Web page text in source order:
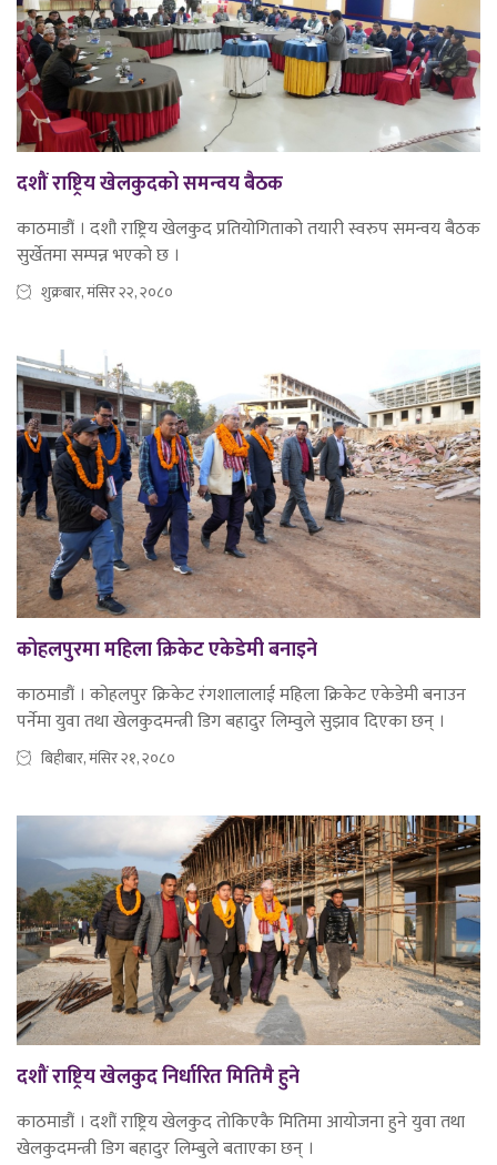
दशौं राष्ट्रिय खेलकुदको समन्वय बैठक
काठमाडौं । दशौ राष्ट्रिय खेलकुद प्रतियोगिताको तयारी स्वरुप समन्वय बैठक
सुर्खेतमा सम्पन्न भएको छ ।
शुक्रबार, मंसिर २२, २०८०
कोहलपुरमा महिला क्रिकेट एकेडेमी बनाइने
काठमाडौं । कोहलपुर क्रिकेट रंगशालालाई महिला क्रिकेट एकेडेमी बनाउन
पर्नेमा युवा तथा खेलकुदमन्त्री डिग बहादुर लिम्वुले सुझाव दिएका छन् ।
बिहीबार, मंसिर २१, २०८०
दशौं राष्ट्रिय खेलकुद निर्धारित मितिमै हुने
काठमाडौं । दशौं राष्ट्रिय खेलकुद तोकिएकै मितिमा आयोजना हुने युवा तथा
खेलकुदमन्त्री डिग बहादुर लिम्बुले बताएका छन् ।